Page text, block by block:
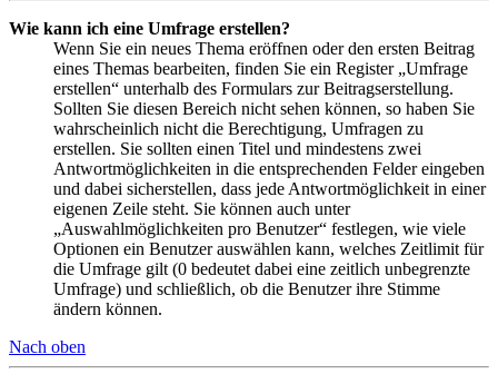
Wie kann ich eine Umfrage erstellen?
Wenn Sie ein neues Thema eröffnen oder den ersten Beitrag
eines Themas bearbeiten, finden Sie ein Register „Umfrage
erstellen“ unterhalb des Formulars zur Beitragserstellung.
Sollten Sie diesen Bereich nicht sehen können, so haben Sie
wahrscheinlich nicht die Berechtigung, Umfragen zu
erstellen. Sie sollten einen Titel und mindestens zwei
Antwortmöglichkeiten in die entsprechenden Felder eingeben
und dabei sicherstellen, dass jede Antwortmöglichkeit in einer
eigenen Zeile steht. Sie können auch unter
„Auswahlmöglichkeiten pro Benutzer“ festlegen, wie viele
Optionen ein Benutzer auswählen kann, welches Zeitlimit für
die Umfrage gilt (0 bedeutet dabei eine zeitlich unbegrenzte
Umfrage) und schließlich, ob die Benutzer ihre Stimme
ändern können.
Nach oben